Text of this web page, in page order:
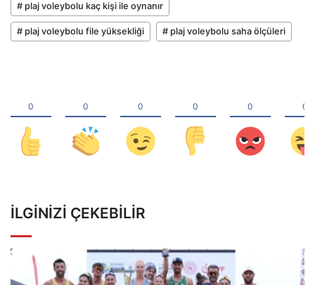
# plaj voleybolu kaç kişi ile oynanır
# plaj voleybolu file yüksekliği # plaj voleybolu saha ölçüleri
İLGINIZI ÇEKEBILIR